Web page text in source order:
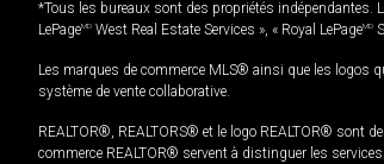
*Tous les bureaux sont des propriétés indépendantes.
LePageMD West Real Estate Services », « Royal LePageMD
Les marques de commerce MLS® ainsi que les logos
système de vente collaborative.
REALTOR®, REALTORS® et le logo REALTOR® sont
commerce REALTOR® servent à distinguer les